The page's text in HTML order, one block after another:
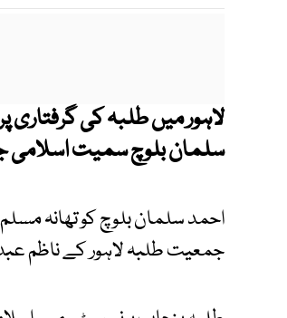
لاہور میں طلبہ کی
سلمان بلوچ سمیت اسلامی
احمد سلمان بلوچ کو تھانہ
جمعیت طلبہ لاہور کے ناظم عبداللہ عباس سمیت 20